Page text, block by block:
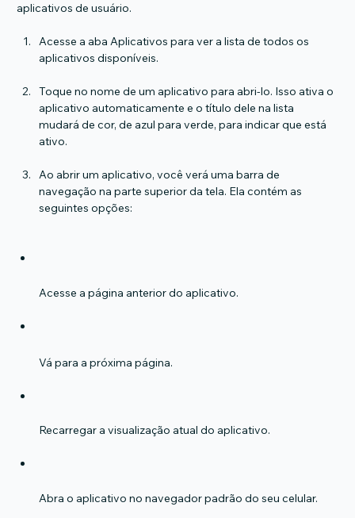
aplicativos de usuário.
Acesse a aba Aplicativos para ver a lista de todos os
aplicativos disponíveis.
Toque no nome de um aplicativo para abri-lo. Isso ativa o
aplicativo automaticamente e o título dele na lista
mudará de cor, de azul para verde, para indicar que está
ativo.
Ao abrir um aplicativo, você verá uma barra de
navegação na parte superior da tela. Ela contém as
seguintes opções:
Acesse a página anterior do aplicativo.
Vá para a próxima página.
Recarregar a visualização atual do aplicativo.
Abra o aplicativo no navegador padrão do seu celular.